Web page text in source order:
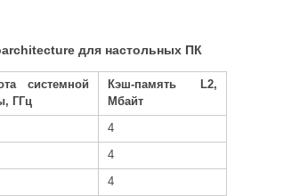
для настольных ПК
системной
ГГц
Кэш-память L2,
Мбайт
4
4
4